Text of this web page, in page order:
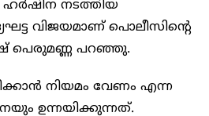
നടത്തിയ
വിജയമാണ് പൊലീസിന്റെ
പെരുമണ്ണ പറഞ്ഞു.
നിയമം വേണം എന്ന
ഉന്നയിക്കുന്നത്.